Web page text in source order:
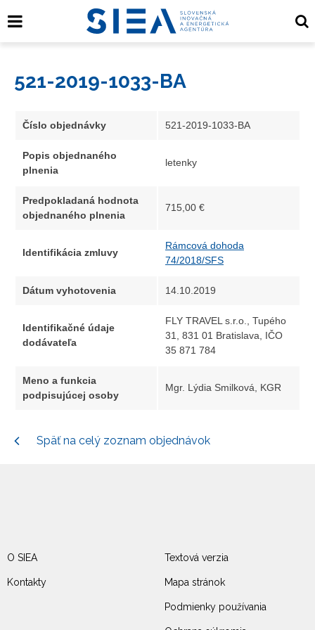
521-2019-1033-BA
Číslo objednávky 521-2019-1033-BA
Popis objednaného
plnenia
letenky
Predpokladaná hodnota
objednaného plnenia
715,00 €
Identifikácia zmluvy
Rámcová dohoda
74/2018/SFS
Dátum vyhotovenia 14.10.2019
Identifikačné údaje
dodávateľa
FLY TRAVEL s.r.o., Tupého
31, 831 01 Bratislava, IČO
35 871 784
Meno a funkcia
podpisujúcej osoby
Mgr. Lýdia Smilková, KGR
Späť na celý zoznam objednávok
O SIEA
Kontakty
Textová verzia
Mapa stránok
Podmienky používania